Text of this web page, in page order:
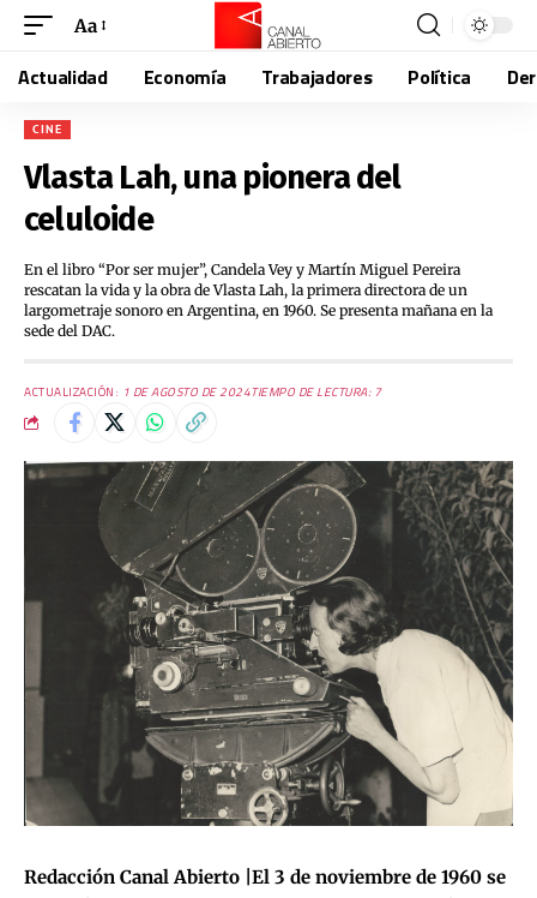
Aa
Actualidad Economía Trabajadores Política
CINE
Vlasta Lah, una pionera del
celuloide
En el libro “Por ser mujer”, Candela Vey y Martín Miguel Pereira
rescatan la vida y la obra de Vlasta Lah, la primera directora de un
largometraje sonoro en Argentina, en 1960. Se presenta mañana en la
sede del DAC.
ACTUALIZACIÓN: 1 DE AGOSTO DE 2024TIEMPO DE LECTURA: 7
Redacción Canal Abierto |El 3 de noviembre de 1960 se